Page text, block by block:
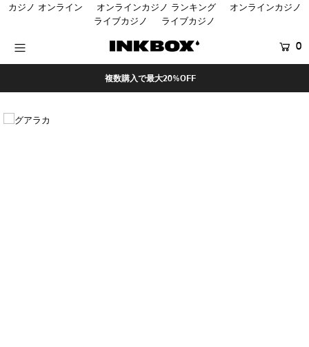
カジノ オンライン オンラインカジノ ランキング
オンラインカジノ
ライブカジノ
ライブカジノ
0
複数購入で最大20%OFF